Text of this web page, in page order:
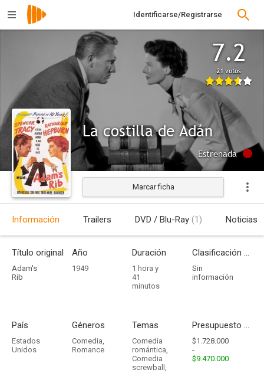
Identificarse/Registrarse
7.2
21 votos
La costilla de Adán
Estrenada
Marcar ficha
Información Trailers DVD / Blu-Ray (1) Noticias
Título original
Adam's
Rib
Año
1949
Duración
1 hora y
41
minutos
Clasificación por edades
Sin
información
País
Estados
Unidos
Géneros
Comedia,
Romance
Temas
Comedia
romántica,
Comedia
screwball ,
Presupuesto - Ingresos
$1.728.000
-
$9.470.000